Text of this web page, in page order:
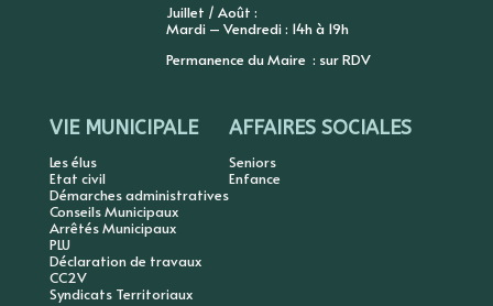
Juillet / Août :
Mardi – Vendredi : 14h à 19h
Permanence du Maire : sur RDV
VIE MUNICIPALE
Les élus
Etat civil
Démarches administratives
Conseils Municipaux
Arrêtés Municipaux
PLU
Déclaration de travaux
CC2V
Syndicats Territoriaux
AFFAIRES SOCIALES
Seniors
Enfance